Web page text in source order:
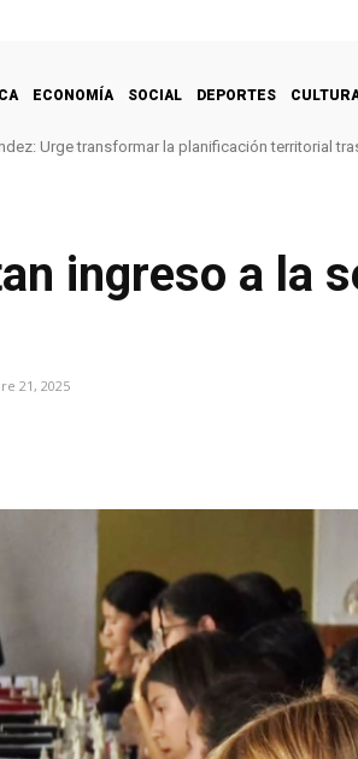
ECONOMÍA SOCIAL DEPORTES
Urge transformar la planificación territorial tras
Rodríguez celebró el histórico triunfo de la
ingreso a la
21, 2025